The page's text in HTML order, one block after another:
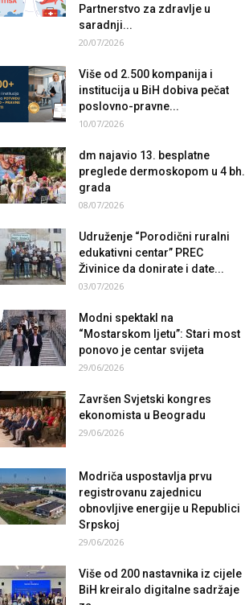
Partnerstvo za zdravlje u
saradnji...
20/07/2026
Više od 2.500 kompanija i
institucija u BiH dobiva pečat
poslovno-pravne...
10/07/2026
dm najavio 13. besplatne
preglede dermoskopom u 4 bh.
grada
08/07/2026
Udruženje “Porodični ruralni
edukativni centar” PREC
Živinice da donirate i date...
03/07/2026
Modni spektakl na
“Mostarskom ljetu”: Stari most
ponovo je centar svijeta
29/06/2026
Završen Svjetski kongres
ekonomista u Beogradu
29/06/2026
Modriča uspostavlja prvu
registrovanu zajednicu
obnovljive energije u Republici
Srpskoj
29/06/2026
Više od 200 nastavnika iz cijele
BiH kreiralo digitalne sadržaje